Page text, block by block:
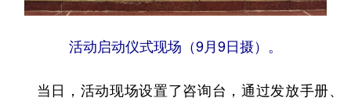
活动启动仪式现场（9月9日摄）。
当日，活动现场设置了咨询台，通过发放手册、